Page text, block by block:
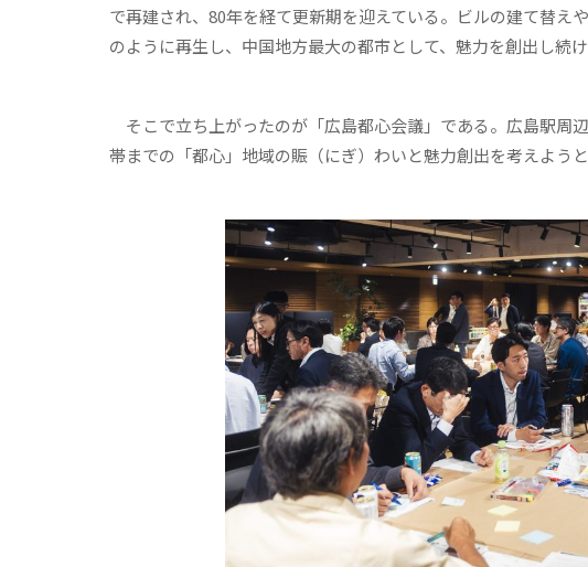
で再建され、80年を経て更新期を迎えている。ビルの建て替
のように再生し、中国地方最大の都市として、魅力を創出し続け
そこで立ち上がったのが「広島都心会議」である。広島駅周
帯までの「都心」地域の賑（にぎ）わいと魅力創出を考えよう